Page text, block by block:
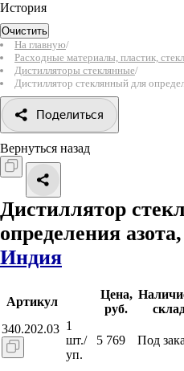
История
Очистить
На главную/
Расходные материалы, пластик,
Дистилляторы стеклянные/
Дистиллятор стеклянный для
Поделиться
Вернуться назад
Дистиллятор
определения
Индия
Артикул
Цена,
руб.
340.202.03 1
шт./
уп.
5 769 Под